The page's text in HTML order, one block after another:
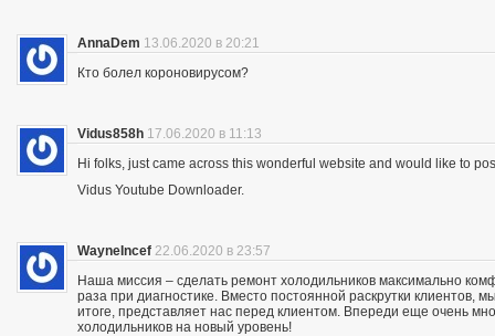
AnnaDem 13.06.2020 в 20:21
Кто болел короновирусом?
Vidus858h 17.06.2020 в 11:13
Hi folks, just came across this wonderful website and would like to
Vidus Youtube Downloader.
WayneIncef 22.06.2020 в 23:57
Наша миссия – сделать ремонт холодильников максимально
раза при диагностике. Вместо постоянной раскрутки клиентов,
итоге, представляет нас перед клиентом. Впереди еще очень
холодильников на новый уровень!